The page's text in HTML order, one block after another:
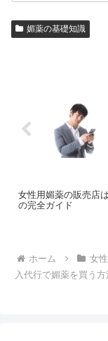
媚薬の基礎知識
女性用媚薬の販売店
の完全ガイド
ホーム 女
入代行で媚薬を買う